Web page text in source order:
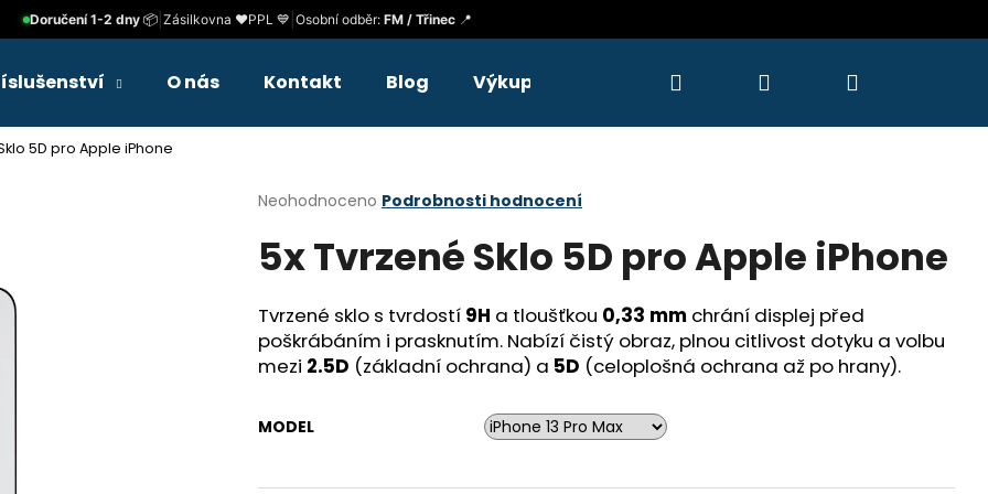
Doručení 1-2 dny📦| Zásilkovna ❤️PPL 💙 Osobní odběr: FM / Třinec📍
O nás Kontakt Blog Výkupy Přihlášení
5D pro Apple iPhone
Průměrné
produktu
je
z
5
hvězdiček.
Neohodnoceno Podrobnosti hodnocení
5x Tvrzené Sklo 5D pro Apple iPhone
Tvrzené sklo s tvrdostí 9H a tloušťkou 0,33 mm chrání displej před
poškrábáním i prasknutím. Nabízí čistý obraz, plnou citlivost dotyku a volbu
mezi 2.5D (základní ochrana) a 5D (celoplošná ochrana až po hrany).
MODEL
Co potřebujete najít?
HLEDAT